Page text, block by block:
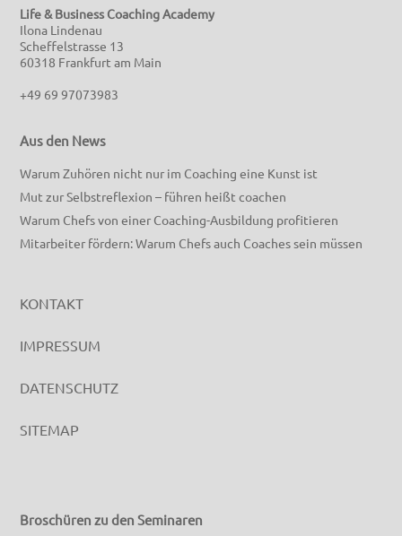
Life & Business Coaching Academy
Ilona Lindenau
Scheffelstrasse 13
60318 Frankfurt am Main
+49 69 97073983
Aus den News
Warum Zuhören nicht nur im Coaching eine Kunst ist
Mut zur Selbstreflexion – führen heißt coachen
Warum Chefs von einer Coaching-Ausbildung profitieren
Mitarbeiter fördern: Warum Chefs auch Coaches sein müssen
KONTAKT
IMPRESSUM
DATENSCHUTZ
SITEMAP
Broschüren zu den Seminaren